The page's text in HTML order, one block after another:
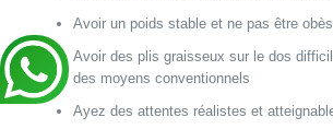
Avoir un poids stable et ne pas être
Avoir des plis graisseux sur le dos
des moyens conventionnels
Ayez des attentes réalistes et